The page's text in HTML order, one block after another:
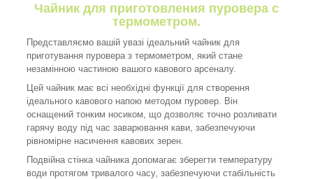
Чайник для приготовления пуровера с
термометром.
Представляємо вашій увазі ідеальний чайник для
приготування пуровера з термометром, який стане
незамінною частиною вашого кавового арсеналу.
Цей чайник має всі необхідні функції для створення
ідеального кавового напою методом пуровер. Він
оснащений тонким носиком, що дозволяє точно розливати
гарячу воду під час заварювання кави, забезпечуючи
рівномірне насичення кавових зерен.
Подвійна стінка чайника допомагає зберегти температуру
води протягом тривалого часу, забезпечуючи стабільність